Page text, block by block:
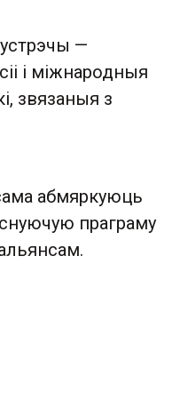
—
і міжнародныя
звязаныя з
абмяркуюць
праграму